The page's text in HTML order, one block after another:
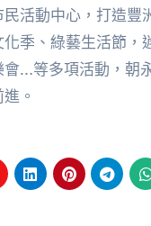
活動中心，打造豐
季、綠藝生活節，
會…等多項活動，朝
。